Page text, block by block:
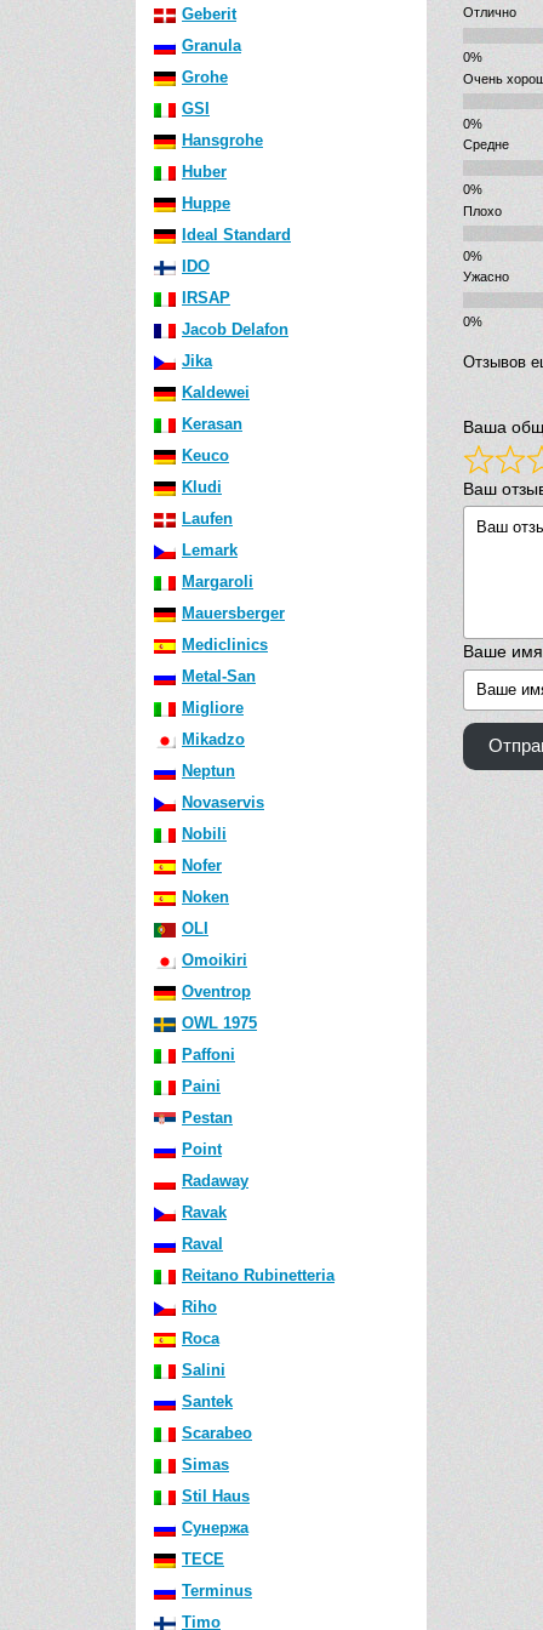
Geberit
Granula
Grohe
GSI
Hansgrohe
Huber
Huppe
Ideal Standard
IDO
IRSAP
Jacob Delafon
Jika
Kaldewei
Kerasan
Keuco
Kludi
Laufen
Lemark
Margaroli
Mauersberger
Mediclinics
Metal-San
Migliore
Mikadzo
Neptun
Novaservis
Nobili
Nofer
Noken
OLI
Omoikiri
Oventrop
OWL 1975
Paffoni
Paini
Pestan
Point
Radaway
Ravak
Raval
Reitano Rubinetteria
Riho
Roca
Salini
Santek
Scarabeo
Simas
Stil Haus
Сунержа
TECE
Terminus
Timo
Отлично
Очень
Средне
Плохо
Ужасно
Отзывов
Ваша
Ваш
Ваше имя